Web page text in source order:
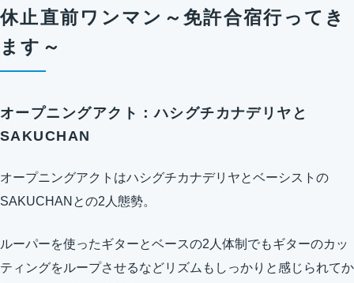
休止直前ワンマン～免許合宿行ってき
ます～
オープニングアクト：ハシグチカナデリヤと
SAKUCHAN
オープニングアクトはハシグチカナデリヤとベーシストの
SAKUCHANとの2人態勢。
ルーパーを使ったギターとベースの2人体制でもギターのカッ
ティングをループさせるなどリズムもしっかりと感じられてか